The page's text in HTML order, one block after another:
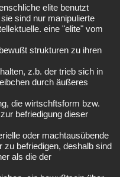
elite benutzt
sind nur manipulierte
eine "elite" vom
strukturen zu ihren
z.b. der trieb sich in
durch äußeres
die wirtschftsform bzw.
befriedigung dieser
oder machtausübende
befriedigen, deshalb sind
als die der